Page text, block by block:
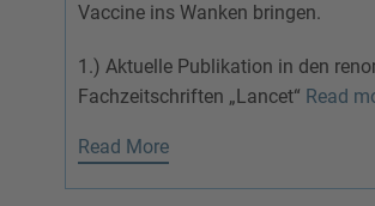
Vaccine ins Wanken bringen.
1.) Aktuelle Publikation in den
Fachzeitschriften „Lancet“ Read
Read More